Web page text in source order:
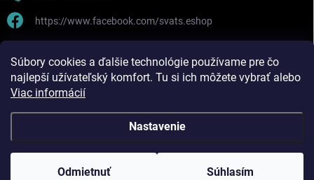
Súbory cookies a ďalšie technológie používame pre čo
najlepší užívateľský komfort. Tu si ich môžete vybrať alebo
Viac informácií
Nastavenie
Odmietnuť Súhlasím
https://www.facebook.com/svats.eshop
PRIJÍMAME ONLINE PLATBY
Copyright 2026 SVATS SK ! eshop . Všetky práva vyhradené.